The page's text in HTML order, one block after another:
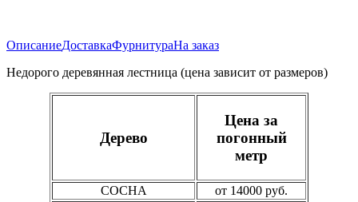
ОписаниеДоставкаФурнитураНа заказ
Недорого деревянная лестница (цена зависит от размеров)
Дерево
Цена за
погонный
метр
СОСНА
от 14000 руб.